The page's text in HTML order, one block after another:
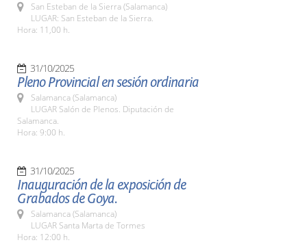
San Esteban de la Sierra (Salamanca)
LUGAR: San Esteban de la Sierra.
Hora: 11,00 h.
31/10/2025
Pleno Provincial en sesión ordinaria
Salamanca (Salamanca)
LUGAR Salón de Plenos. Diputación de
Salamanca.
Hora: 9:00 h.
31/10/2025
Inauguración de la exposición de
Grabados de Goya.
Salamanca (Salamanca)
LUGAR Santa Marta de Tormes
Hora: 12:00 h.